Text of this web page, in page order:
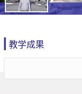
教学成果